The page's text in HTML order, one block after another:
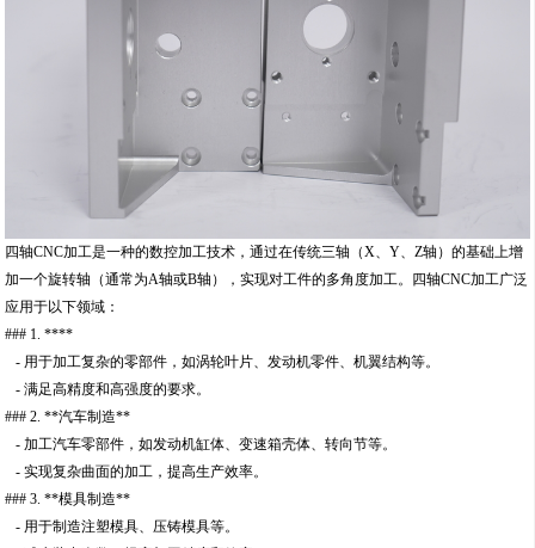
四轴CNC加工是一种的数控加工技术，通过在传统三轴（X、Y、Z轴）的基础上增
加一个旋转轴（通常为A轴或B轴），实现对工件的多角度加工。四轴CNC加工广泛
应用于以下领域：
### 1. ****
- 用于加工复杂的零部件，如涡轮叶片、发动机零件、机翼结构等。
- 满足高精度和高强度的要求。
### 2. **汽车制造**
- 加工汽车零部件，如发动机缸体、变速箱壳体、转向节等。
- 实现复杂曲面的加工，提高生产效率。
### 3. **模具制造**
- 用于制造注塑模具、压铸模具等。